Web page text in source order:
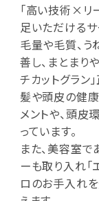
「高い技術×リ
足いただけるサ
毛量や毛質、う
善し、まとまり
チカットグラン
髪や頭皮の健康
メントや、頭皮
っています。
また、美容室で
ーも取り入れ「
ロのお手入れ